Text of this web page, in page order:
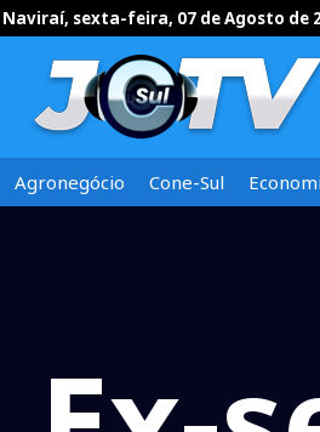
Naviraí, sexta-feira, 07 de Agosto de
Agronegócio Cone-Sul